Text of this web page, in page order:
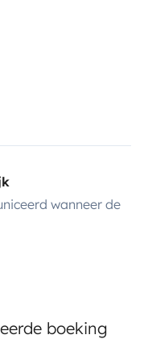
wanneer de
boeking